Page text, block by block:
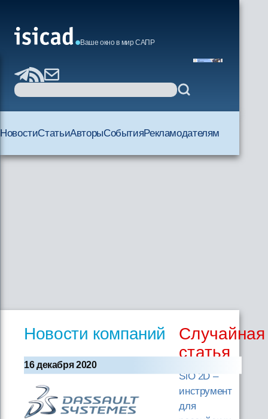
Ваше окно в мир САПР
НовостиСтатьиАвторыСобытияРекламодателям
Новости компаний
16 декабря 2020
Случайная
статья
SiO 2D –
инструмент
для